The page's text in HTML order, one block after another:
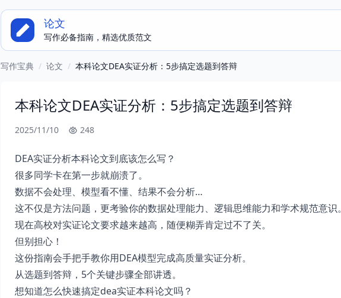
论文
写作必备指南，精选优质范文
写作宝典 / 论文 / 本科论文DEA实证分析：5步搞定选题到答辩
本科论文DEA实证分析：5步搞定选题到答辩
2025/11/10 248
DEA实证分析本科论文到底该怎么写？
很多同学卡在第一步就崩溃了。
数据不会处理、模型看不懂、结果不会分析…
这不仅是方法问题，更考验你的数据处理能力、逻辑思维能力和学术规范意识。
现在高校对实证论文要求越来越高，随便糊弄肯定过不了关。
但别担心！
这份指南会手把手教你用DEA模型完成高质量实证分析。
从选题到答辩，5个关键步骤全部讲透。
想知道怎么快速搞定dea实证本科论文吗？